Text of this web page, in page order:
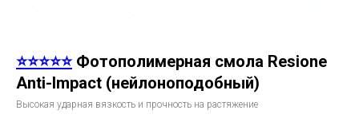
⭐⭐⭐⭐⭐Фотополимерная смола Resione
Anti-Impact (нейлоноподобный)
Высокая ударная вязкость и прочность на растяжение